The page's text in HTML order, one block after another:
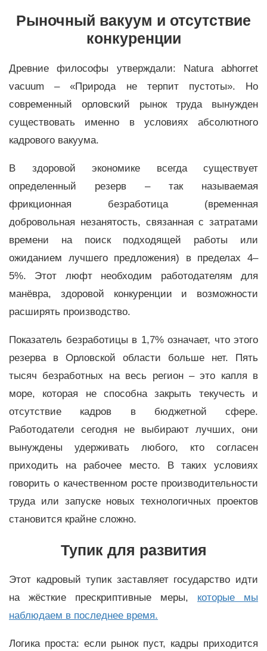
Рыночный вакуум и отсутствие
конкуренции
Древние философы утверждали: Natura abhorret
vacuum – «Природа не терпит пустоты». Но
современный орловский рынок труда вынужден
существовать именно в условиях абсолютного
кадрового вакуума.
В здоровой экономике всегда существует
определенный резерв – так называемая
фрикционная безработица (временная
добровольная незанятость, связанная с затратами
времени на поиск подходящей работы или
ожиданием лучшего предложения) в пределах 4–
5%. Этот люфт необходим работодателям для
манёвра, здоровой конкуренции и возможности
расширять производство.
Показатель безработицы в 1,7% означает, что этого
резерва в Орловской области больше нет. Пять
тысяч безработных на весь регион – это капля в
море, которая не способна закрыть текучесть и
отсутствие кадров в бюджетной сфере.
Работодатели сегодня не выбирают лучших, они
вынуждены удерживать любого, кто согласен
приходить на рабочее место. В таких условиях
говорить о качественном росте производительности
труда или запуске новых технологичных проектов
становится крайне сложно.
Тупик для развития
Этот кадровый тупик заставляет государство идти
на жёсткие прескриптивные меры, которые мы
наблюдаем в последнее время.
Логика проста: если рынок пуст, кадры приходится